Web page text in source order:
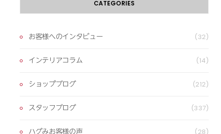
CATEGORIES
お客様へのインタビュー (32)
インテリアコラム (14)
ショップブログ (212)
スタッフブログ (337)
ハグみお客様の声 (28)